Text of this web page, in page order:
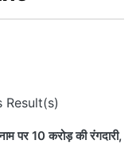
Result(s)
पर 10 करोड़ की रंगदारी,